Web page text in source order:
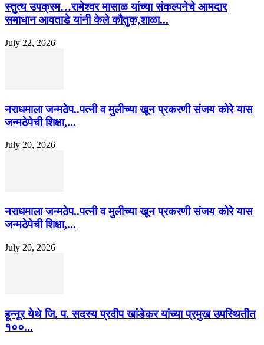
स्तुत्य उपक्रम…रामेश्वर मासाळ यांच्या संकल्पनेचे आमदार
समाधान आवताडे यांनी केले कौतुक,शाळा...
July 22, 2026
नराधमाला जन्मठेप..पत्नी व मुलीच्या खून प्रकरणी संजय कोरे यास
जन्मठेपेची शिक्षा,...
July 20, 2026
नराधमाला जन्मठेप..पत्नी व मुलीच्या खून प्रकरणी संजय कोरे यास
जन्मठेपेची शिक्षा,...
July 20, 2026
हून्नूर येथे जि. प. सदस्य प्रदीप खांडेकर यांच्या प्रमुख उपस्थितीत
१००...